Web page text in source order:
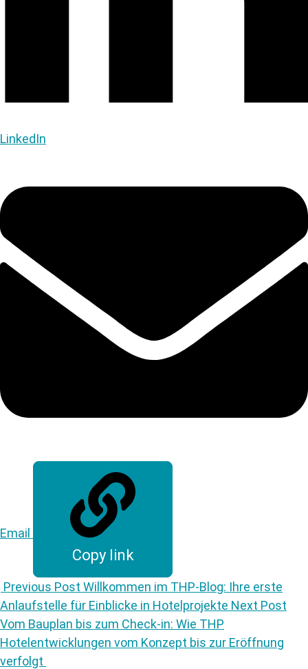
LinkedIn
Email
Copy link
Previous Post Willkommen im THP-Blog: Ihre erste
Anlaufstelle für Einblicke in Hotelprojekte Next Post
Vom Bauplan bis zum Check-in: Wie THP
Hotelentwicklungen vom Konzept bis zur Eröffnung
verfolgt